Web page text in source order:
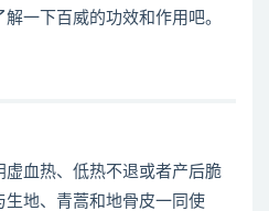
一下百威的功效和作用吧。
虚血热、低热不退或者产后脆
地、青蒿和地骨皮一同使